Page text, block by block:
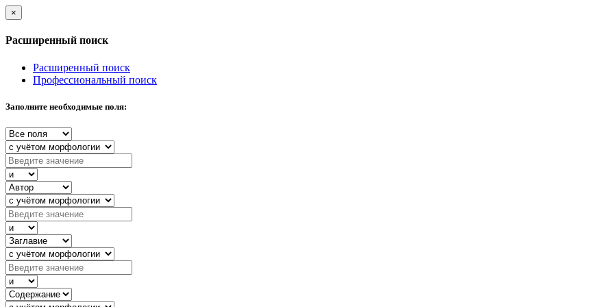
×
Расширенный поиск
Расширенный поиск
Профессиональный поиск
Заполните необходимые поля: